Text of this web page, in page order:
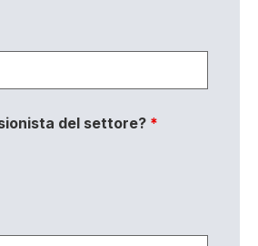
del settore? *